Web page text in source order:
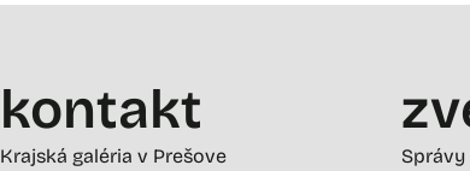
kontakt
Krajská galéria v Prešove
Správy